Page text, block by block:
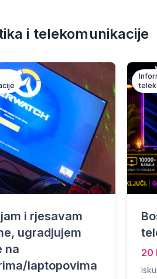
i telekomunikacije
i rjesavam
ugradjujem
na
laptopovima
20